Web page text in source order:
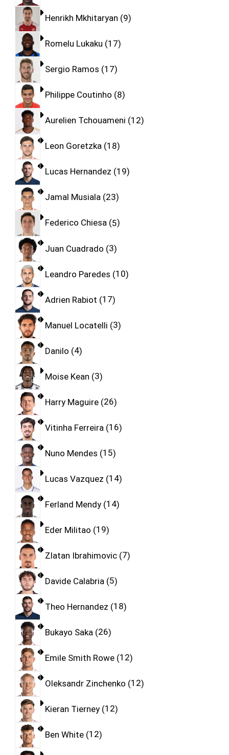
Henrikh Mkhitaryan 9
Romelu Lukaku 17
Sergio Ramos 17
Philippe Coutinho 8
Aurelien Tchouameni 12
Leon Goretzka 18
Lucas Hernandez 19
Jamal Musiala 23
Federico Chiesa 5
Juan Cuadrado 3
Leandro Paredes 10
Adrien Rabiot 17
Manuel Locatelli 3
Danilo 4
Moise Kean 3
Harry Maguire 26
Vitinha Ferreira 16
Nuno Mendes 15
Lucas Vazquez 14
Ferland Mendy 14
Eder Militao 19
Zlatan Ibrahimovic 7
Davide Calabria 5
Theo Hernandez 18
Bukayo Saka 26
Emile Smith Rowe 12
Oleksandr Zinchenko 12
Kieran Tierney 12
Ben White 12